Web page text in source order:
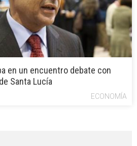
en un encuentro debate con
Santa Lucía
ECONOMÍA